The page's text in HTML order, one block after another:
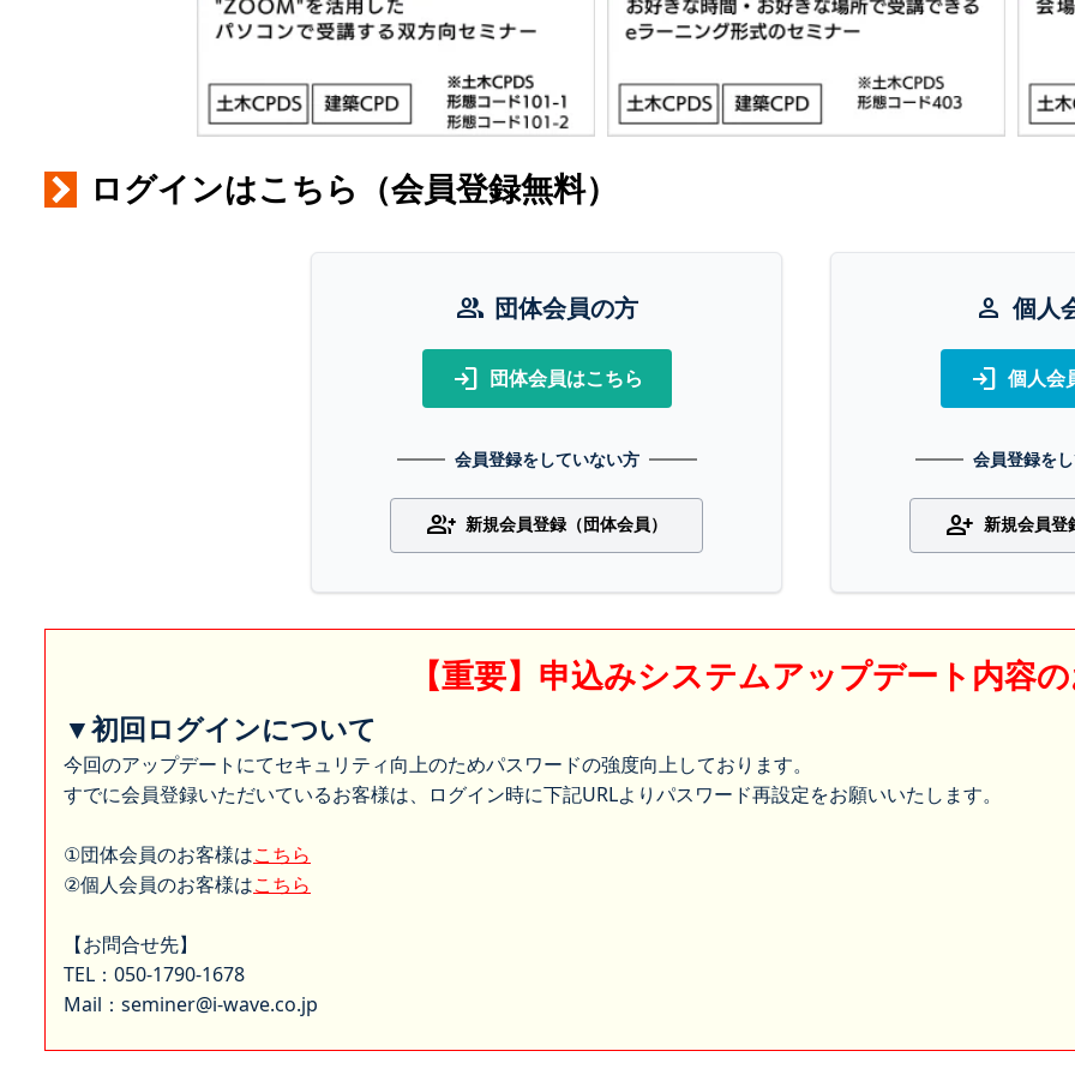
ログインはこちら（会員登録無料）
group 団体会員の方
login 団体会員はこちら
会員登録をしていない方
group_add 新規会員登録（団体会員）
person 個人
login 個人会
会員登録を
person_add 新規会員登
【重要】申込みシステムアップデート内容
▼初回ログインについて
今回のアップデートにてセキュリティ向上のためパスワードの強度向上しております。
すでに会員登録いただいているお客様は、ログイン時に下記URLよりパスワード再設定をお願いいたします。
①団体会員のお客様はこちら
②個人会員のお客様はこちら
【お問合せ先】
TEL：050-1790-1678
Mail：seminer@i-wave.co.jp